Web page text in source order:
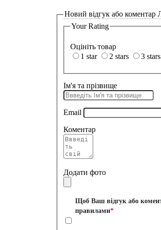
Новий відгук або коментар
Your Rating
Оцініть товар
1 star
2 stars 3 stars
Ім'я та прізвище
Email
Коментар
Додати фото
Щоб Ваш відгук або
правилами*